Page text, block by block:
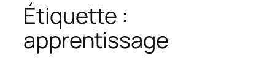
Étiquette :
apprentissage